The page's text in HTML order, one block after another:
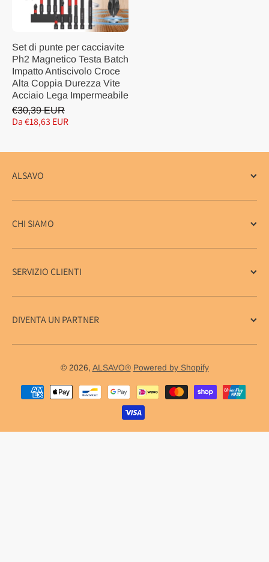
Set di punte per cacciavite
Ph2 Magnetico Testa Batch
Impatto Antiscivolo Croce
Alta Coppia Durezza Vite
Acciaio Lega Impermeabile
€30,39 EUR
Da €18,63 EUR
ALSAVO
CHI SIAMO
SERVIZIO CLIENTI
DIVENTA UN PARTNER
© 2026, ALSAVO® Powered by Shopify
Metodi di pagamento